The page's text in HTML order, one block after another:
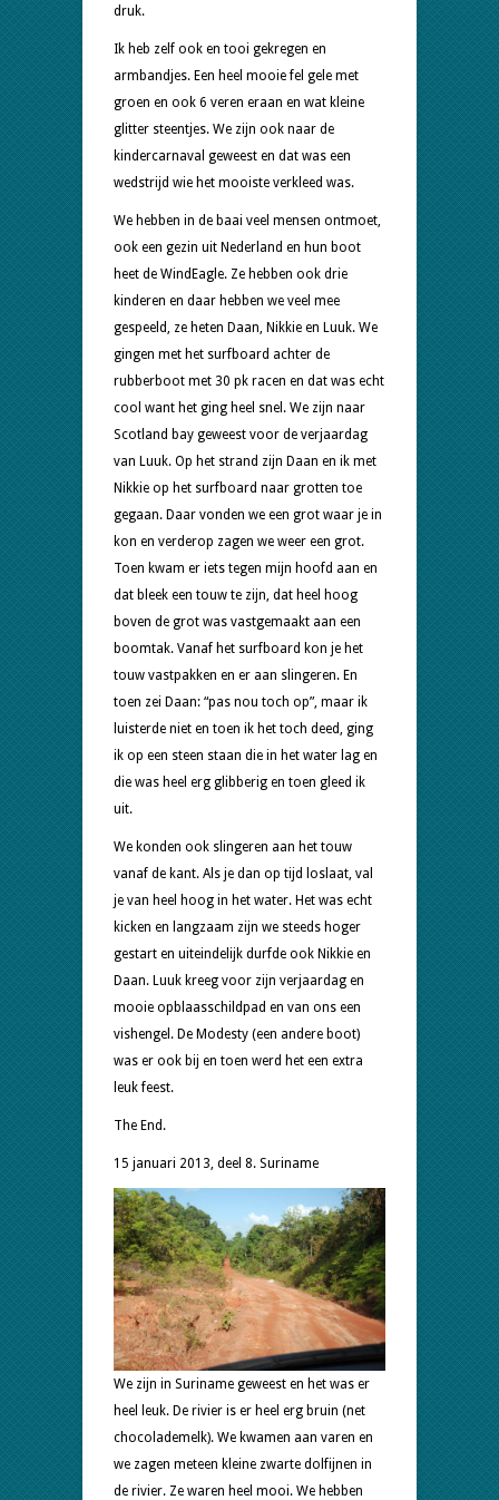
druk.
Ik heb zelf ook en tooi gekregen en
armbandjes. Een heel mooie fel gele met
groen en ook 6 veren eraan en wat kleine
glitter steentjes. We zijn ook naar de
kindercarnaval geweest en dat was een
wedstrijd wie het mooiste verkleed was.
We hebben in de baai veel mensen ontmoet,
ook een gezin uit Nederland en hun boot
heet de WindEagle. Ze hebben ook drie
kinderen en daar hebben we veel mee
gespeeld, ze heten Daan, Nikkie en Luuk. We
gingen met het surfboard achter de
rubberboot met 30 pk racen en dat was echt
cool want het ging heel snel. We zijn naar
Scotland bay geweest voor de verjaardag
van Luuk. Op het strand zijn Daan en ik met
Nikkie op het surfboard naar grotten toe
gegaan. Daar vonden we een grot waar je in
kon en verderop zagen we weer een grot.
Toen kwam er iets tegen mijn hoofd aan en
dat bleek een touw te zijn, dat heel hoog
boven de grot was vastgemaakt aan een
boomtak. Vanaf het surfboard kon je het
touw vastpakken en er aan slingeren. En
toen zei Daan: “pas nou toch op”, maar ik
luisterde niet en toen ik het toch deed, ging
ik op een steen staan die in het water lag en
die was heel erg glibberig en toen gleed ik
uit.
We konden ook slingeren aan het touw
vanaf de kant. Als je dan op tijd loslaat, val
je van heel hoog in het water. Het was echt
kicken en langzaam zijn we steeds hoger
gestart en uiteindelijk durfde ook Nikkie en
Daan. Luuk kreeg voor zijn verjaardag en
mooie opblaasschildpad en van ons een
vishengel. De Modesty (een andere boot)
was er ook bij en toen werd het een extra
leuk feest.
The End.
15 januari 2013, deel 8. Suriname
We zijn in Suriname geweest en het was er
heel leuk. De rivier is er heel erg bruin (net
chocolademelk). We kwamen aan varen en
we zagen meteen kleine zwarte dolfijnen in
de rivier. Ze waren heel mooi. We hebben